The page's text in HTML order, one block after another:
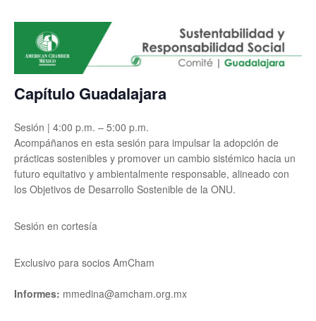
Capítulo Guadalajara
Sesión | 4:00 p.m. – 5:00 p.m.
Acompáñanos en esta sesión para impulsar la adopción de
prácticas sostenibles y promover un cambio sistémico hacia un
futuro equitativo y ambientalmente responsable, alineado con
los Objetivos de Desarrollo Sostenible de la ONU.
Sesión en cortesía
Exclusivo para socios AmCham
Informes: mmedina@amcham.org.mx